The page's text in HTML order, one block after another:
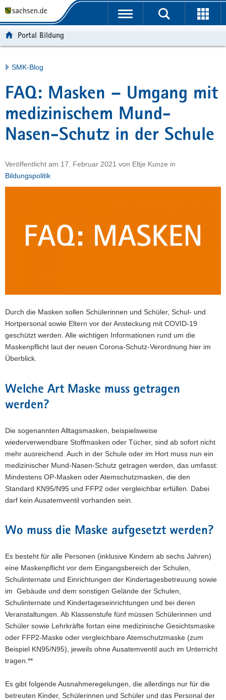
t
b
r
g
r
f
e
t
u
n
a
l
t
e
v
c
Portalübergreifende
Portal Bildung
Hauptinhalt
SMK-Blog
FAQ: Masken – Umgang mit
medizinischem Mund-
Nasen-Schutz in der Schule
Veröffentlicht am 17. Februar 2021 von Eltje Kunze in
Bildungspolitik
Durch die Masken sollen Schülerinnen und Schüler, Schul- und
Hortpersonal sowie Eltern vor der Ansteckung mit COVID-19
geschützt werden. Alle wichtigen Informationen rund um die
Maskenpflicht laut der neuen Corona-Schutz-Verordnung hier im
Überblick.
Welche Art Maske muss getragen
werden?
Die sogenannten Alltagsmasken, beispielsweise
wiederverwendbare Stoffmasken oder Tücher, sind ab sofort nicht
mehr ausreichend. Auch in der Schule oder im Hort muss nun ein
medizinischer Mund-Nasen-Schutz getragen werden, das umfasst:
Mindestens OP-Masken oder Atemschutzmasken, die den
Standard KN95/N95 und FFP2 oder vergleichbar erfüllen. Dabei
darf kein Ausatemventil vorhanden sein.
Wo muss die Maske aufgesetzt werden?
Es besteht für alle Personen (inklusive Kindern ab sechs Jahren)
eine Maskenpflicht vor dem Eingangsbereich der Schulen,
Schulinternate und Einrichtungen der Kindertagesbetreuung sowie
im Gebäude und dem sonstigen Gelände der Schulen,
Schulinternate und Kindertageseinrichtungen und bei deren
Veranstaltungen. Ab Klassenstufe fünf müssen Schülerinnen und
Schüler sowie Lehrkräfte fortan eine medizinische Gesichtsmaske
oder FFP2-Maske oder vergleichbare Atemschutzmaske (zum
Beispiel KN95/N95), jeweils ohne Ausatemventil auch im Unterricht
tragen.**
Es gibt folgende Ausnahmeregelungen, die allerdings nur für die
betreuten Kinder, Schülerinnen und Schüler und das Personal der